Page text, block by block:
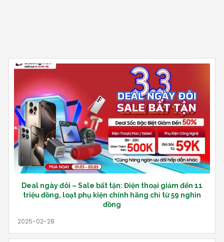
Deal ngày đôi – Sale bất tận: Điện thoại giảm đến 11
triệu đồng, loạt phụ kiện chính hãng chỉ từ 59 nghìn
đồng